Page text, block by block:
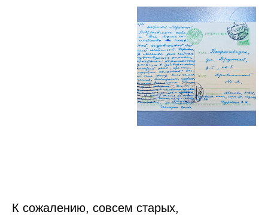
К сожалению, совсем старых,